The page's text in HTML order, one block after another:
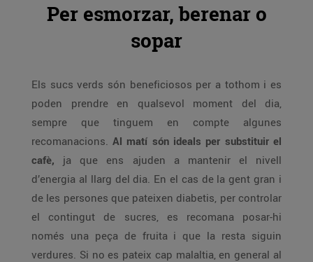
Per esmorzar, berenar o
sopar
Els sucs verds són beneficiosos per a tothom i es
poden prendre en qualsevol moment del dia,
sempre que tinguem en compte algunes
recomanacions. Al matí són ideals per substituir el
cafè, ja que ens ajuden a mantenir el nivell
d’energia al llarg del dia. En el cas de la gent gran i
de les persones que pateixen diabetis, per controlar
el contingut de sucres, es recomana posar-hi
només una peça de fruita i que la resta siguin
verdures. Si no es pateix cap malaltia, en general al